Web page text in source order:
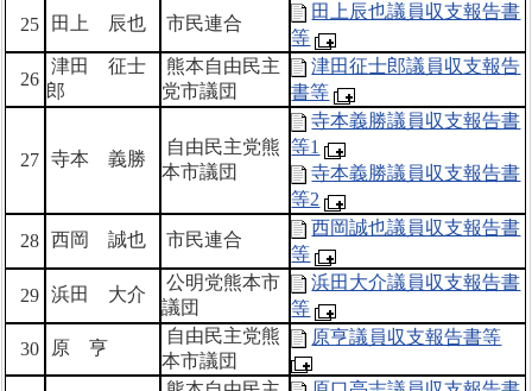
25 田上 辰也 市民連合
田上辰也議員収支報告書
等
26
津田 征士
郎
熊本自由民主
党市議団
津田征士郎議員収支報告
書等
27 寺本 義勝
自由民主党熊
本市議団
寺本義勝議員収支報告書
等1
寺本義勝議員収支報告書
等2
28 西岡 誠也 市民連合
西岡誠也議員収支報告書
等
29 浜田 大介
公明党熊本市
議団
浜田大介議員収支報告書
等
30
原 亨
自由民主党熊
本市議団
原亨議員収支報告書等